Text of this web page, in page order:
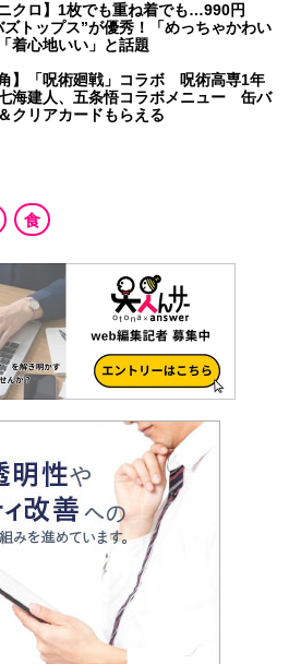
ニクロ】1枚でも重ね着でも…990円
ズトップス”が優秀！「めっちゃかわい
着心地いい」と話題
角】「呪術廻戦」コラボ 呪術高専1年
海建人、五条悟コラボメニュー 缶バ
クリアカードもらえる
食